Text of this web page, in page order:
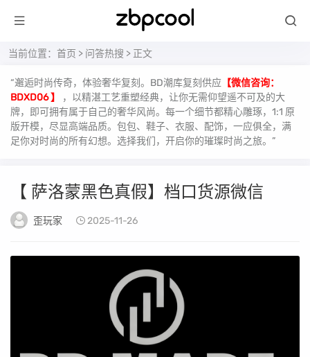
当前位置： 首页 > 问答热搜 > 正文
“邂逅时尚传奇，体验奢华复刻。BD潮库复刻供应 【微信咨询：
BDXD06 】
，以精湛工艺重塑经典，让你无需仰望遥不可及的大
牌，即可拥有属于自己的奢华风尚。每一个细节都精心雕琢，1:1 原
版开模，尽显高端品质。包包、鞋子、衣服、配饰，一应俱全，满
足你对时尚的所有幻想。选择我们，开启你的璀璨时尚之旅。”
【 萨洛蒙黑色真假】档口货源微信
歪玩家 2025-11-26